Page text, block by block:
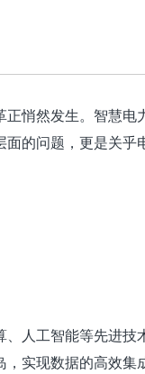
悄然发生。智慧电
的问题，更是关乎
人工智能等先进
实现数据的高效集